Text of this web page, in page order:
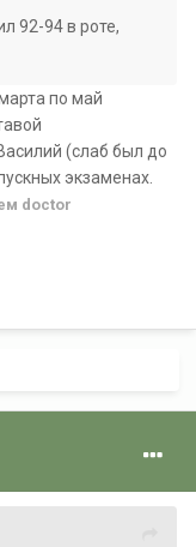
92-94 в роте,
по май
(слаб был до
экзаменах.
doctor